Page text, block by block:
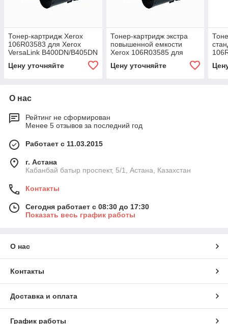
Тонер-картридж Xerox
106R03583 для Xerox
VersaLink B400DN/B405DN
Цену уточняйте
Тонер-картридж экстра
повышенной емкости
Xerox 106R03585 для
B400DN/B405DN ( чёрный
Цену уточняйте
О нас
Рейтинг не сформирован
Менее 5 отзывов за последний год
Работает с 11.03.2015
г. Астана
Кабанбай батыр проспект, 5/1, Астана, Казахстан
Контакты
Сегодня работает с 08:30 до 17:30
Показать весь график работы
О нас
Контакты
Доставка и оплата
График работы